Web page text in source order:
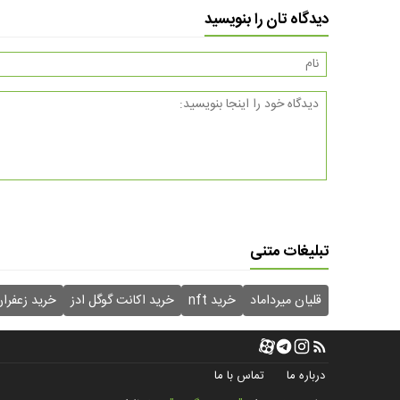
دیدگاه تان را بنویسید
تبلیغات متنی
قلیان میرداماد خرید nft خرید اکانت گوگل ادز خرید
درباره ما
تماس با ما